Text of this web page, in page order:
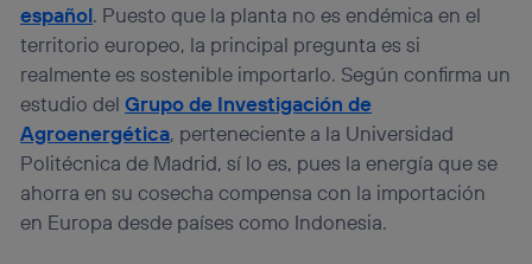
español. Puesto que la planta no es endémica en el
territorio europeo, la principal pregunta es si
realmente es sostenible importarlo. Según confirma un
estudio delGrupo de Investigación de
Agroenergética, perteneciente a la Universidad
Politécnica de Madrid, sí lo es, pues la energía que se
ahorra en su cosecha compensa con la importación
en Europa desde países como Indonesia.